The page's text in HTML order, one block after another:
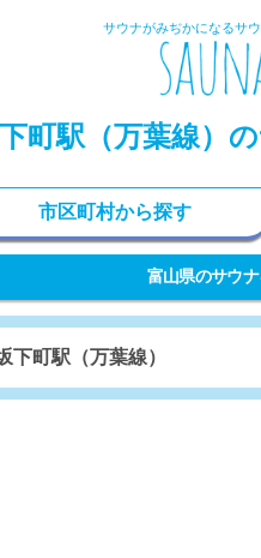
サウナがみぢかになるサ
町駅（万葉線）
市区町村から探す
富山県のサウ